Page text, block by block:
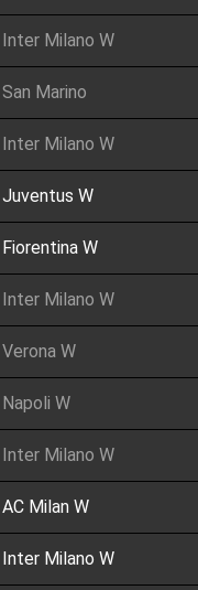
Inter Milano W
San Marino
Inter Milano W
Juventus W
Fiorentina W
Inter Milano W
Verona W
Napoli W
Inter Milano W
AC Milan W
Inter Milano W